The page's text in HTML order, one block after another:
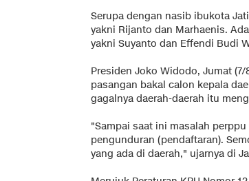
Serupa dengan nasib ibukota
yakni Rijanto dan Marhaenis.
yakni Suyanto dan Effendi Budi
Presiden Joko Widodo, Jumat
pasangan bakal calon kepala
gagalnya daerah-daerah itu
"Sampai saat ini masalah
pengunduran (pendaftaran).
yang ada di daerah," ujarnya di